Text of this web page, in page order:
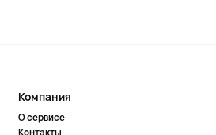
Компания
О сервисе
Контакты